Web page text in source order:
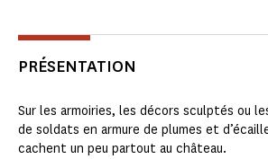
PRÉSENTATION
Sur les armoiries, les décors sculptés ou
de soldats en armure de plumes et
cachent un peu partout au château.